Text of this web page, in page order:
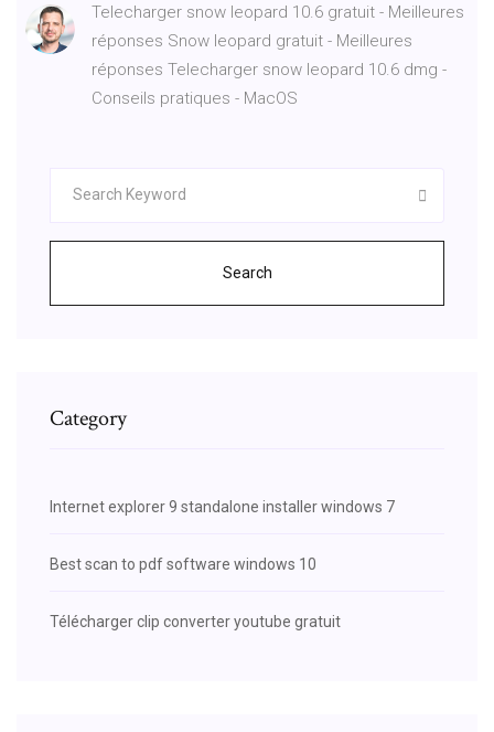
Telecharger snow leopard 10.6 gratuit - Meilleures
réponses Snow leopard gratuit - Meilleures
réponses Telecharger snow leopard 10.6 dmg -
Conseils pratiques - MacOS
Search
Category
Internet explorer 9 standalone installer windows 7
Best scan to pdf software windows 10
Télécharger clip converter youtube gratuit